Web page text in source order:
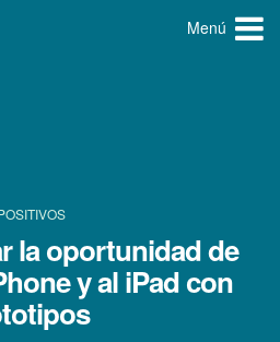
Menú
la oportunidad de
y al iPad con